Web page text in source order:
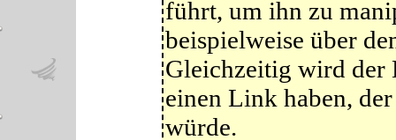
führt, um ihn zu
beispielweise über
Gleichzeitig wird der
einen Link haben,
würde.